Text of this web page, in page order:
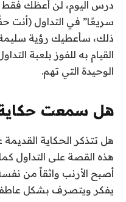
درس اليوم، لن أعظك فقط
سريعًا” في التداول (أنت
ذلك، سأعطيك رؤية سليمة
القيام به للفوز بلعبة
الوحيدة التي تهم.
هل سمعت حكاية
هل تتذكر الحكاية
هذه القصة على التداول
أصبح الأرنب واثقاً من
يفكر ويتصرف بشكل